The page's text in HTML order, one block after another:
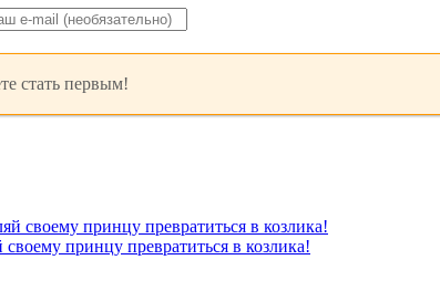
стать первым!
принцу превратиться в козлика!